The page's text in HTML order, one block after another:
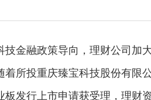
金融政策导向，理财公司加
着所投重庆臻宝科技股份有限
板发行上市申请获受理，理财